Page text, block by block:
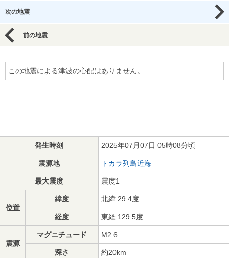
次の地震
前の地震
この地震による津波の心配はありません。
発生時刻 2025年07月07日 05時08分頃
震源地 トカラ列島近海
最大震度 震度1
位置
緯度 北緯 29.4度
経度 東経 129.5度
震源
マグニチュード M2.6
深さ 約20km